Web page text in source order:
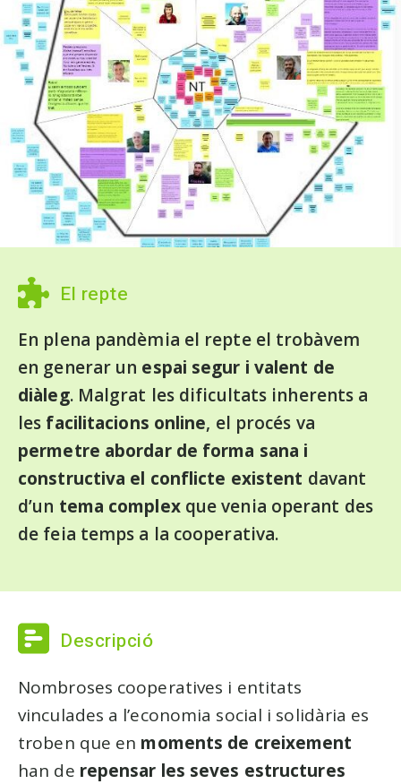
El repte
En plena pandèmia el repte el trobàvem
en generar un espai segur i valent de
diàleg. Malgrat les dificultats inherents a
les facilitacions online, el procés va
permetre abordar de forma sana i
constructiva el conflicte existent davant
d’un tema complexque venia operant des
de feia temps a la cooperativa.
Descripció
Nombroses cooperatives i entitats
vinculades a l’economia social i solidària es
troben que en moments de creixement
han de repensar les seves estructures